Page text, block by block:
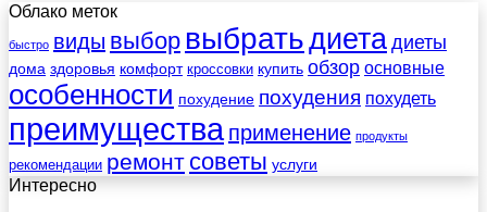
Облако меток
быстро виды выбор выбратьдиета диеты
дома здоровья комфорт кроссовки купить обзор основные
особенности похудение похудения похудеть
преимущества применение продукты
рекомендации ремонт советы услуги
Интересно